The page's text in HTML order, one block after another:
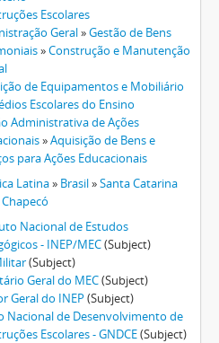
Escolares
Geral»Gestão de Bens
»Construção e Manutenção
de Equipamentos e Mobiliário
Escolares do Ensino
Administrativa de Ações
»Aquisição de Bens e
para Ações Educacionais
Latina» Brasil»Santa Catarina
Chapecó
Nacional de Estudos
- INEP/MEC(Subject)
(Subject)
Geral do MEC(Subject)
Geral do INEP (Subject)
Nacional de Desenvolvimento de
Escolares - GNDCE(Subject)